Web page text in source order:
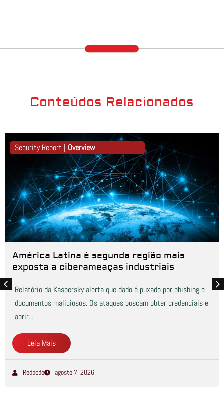
Conteúdos Relacionados
Security Report | Overview
América Latina é segunda região mais
exposta a ciberameaças industriais
Relatório da Kaspersky alerta que dado é puxado por phishing e
documentos maliciosos. Os ataques buscam obter credenciais e
abrir...
Leia Mais
Redação agosto 7, 2026